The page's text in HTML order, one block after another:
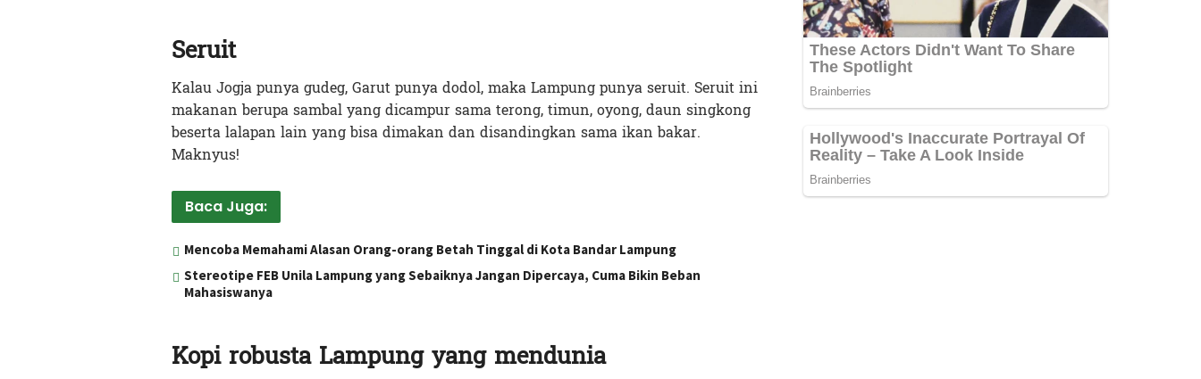
Seruit
Kalau Jogja punya gudeg, Garut punya dodol, maka Lampung punya seruit. Seruit ini
makanan berupa sambal yang dicampur sama terong, timun, oyong, daun singkong
beserta lalapan lain yang bisa dimakan dan disandingkan sama ikan bakar.
Maknyus!
Baca Juga:
Mencoba Memahami Alasan Orang-orang Betah Tinggal di Kota Bandar Lampung
Stereotipe FEB Unila Lampung yang Sebaiknya Jangan Dipercaya, Cuma Bikin Beban
Mahasiswanya
Kopi robusta Lampung yang mendunia